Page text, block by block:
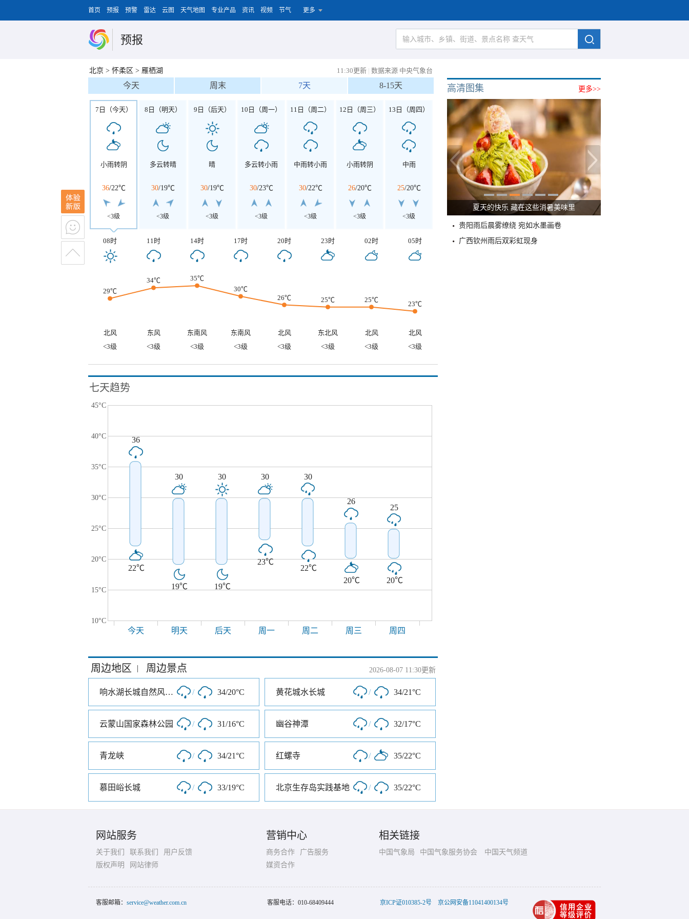
首页 预报 预警 雷达 云图 天气地图 专业产品 资讯 视频 节气 更多
预报
北京 > 怀柔区 > 雁栖湖 11:30更新 | 数据来源 中央气象台
今天 周末 7天 8-15天
7日（今天）
小雨转阴
36/22℃
<3级
8日（明天）
多云转晴
30/19℃
<3级
9日（后天）
晴
30/19℃
<3级
10日（周一）
多云转小雨
30/23℃
<3级
11日（周二）
中雨转小雨
30/22℃
<3级
12日（周三）
小雨转阴
26/20℃
<3级
13日（周四）
中雨
25/20℃
<3级
08时 11时 14时 17时 20时 23时 02时 05时
29℃
34℃
35℃
30℃
26℃
25℃ 25℃
23℃
北风 东风 东南风 东南风 北风 东北风 北风
北风
<3级
<3级 <3级 <3级 <3级 <3级 <3级 <3级
七天趋势
45°C
40°C
35°C
30°C
25°C
20°C
15°C
10°C
36
22℃
30
19℃
30
19℃
30
23℃
30
22℃
26
20℃
25
20℃
今天 明天 后天 周一 周二 周三 周四
周边地区 | 周边景点 2026-08-07 11:30更新
响水湖长城自然风景区 / 34/20°C 黄花城水长城 / 34/21°C
云蒙山国家森林公园 / 31/16°C 幽谷神潭 / 32/17°C
青龙峡 / 34/21°C 红螺寺 / 35/22°C
慕田峪长城 / 33/19°C 北京生存岛实践基地 / 35/22°C
更多>>
高清图集
夏天的快乐 藏在这些消暑美味里
贵阳雨后晨雾缭绕 宛如水墨画卷
广西钦州雨后双彩虹现身
网站服务
关于我们 联系我们
用户反馈
版权声明
网站律师
营销中心
商务合作
广告服务
媒资合作
相关链接
中国气象局 中国气象服务协会 中国天气频道
客服邮箱： service@weather.com.cn 客服电话： 010-68409444 京ICP证010385-2号 京公网安备11041400134号